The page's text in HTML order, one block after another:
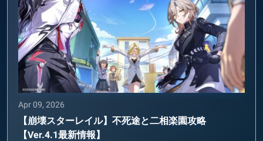
Apr 09, 2026
【崩壊スターレイル】不死途と二相楽園攻略
【Ver.4.1最新情報】